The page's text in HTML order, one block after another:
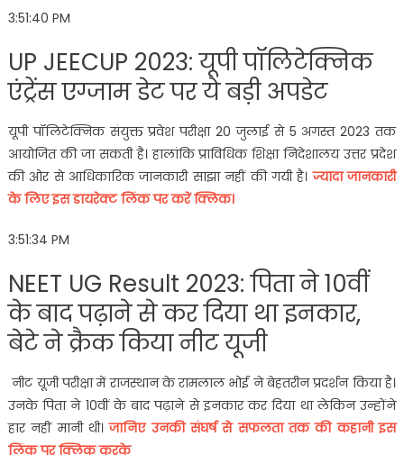
3:51:40 PM
UP JEECUP 2023: यूपी पॉलिटेक्निक
एंट्रेंस एग्जाम डेट पर ये बड़ी अपडेट
यूपी पॉलिटेक्निक संयुक्त प्रवेश परीक्षा 20 जुलाई से 5 अगस्त 2023 तक
आयोजित की जा सकती है। हालांकि प्राविधिक शिक्षा निदेशालय उत्तर प्रदेश
की ओर से आधिकारिक जानकारी साझा नहीं की गयी है।ज्यादा जानकारी
के लिए इस डायरेक्ट लिंक पर करें क्लिक।
3:51:34 PM
NEET UG Result 2023: पिता ने 10वीं
के बाद पढ़ाने से कर दिया था इनकार,
बेटे ने क्रैक किया नीट यूजी
नीट यूजी परीक्षा में राजस्थान के रामलाल भोई ने बेहतरीन प्रदर्शन किया है।
उनके पिता ने 10वीं के बाद पढ़ाने से इनकार कर दिया था लेकिन उन्होंने
हार नहीं मानी थी।जानिए उनकी संघर्ष से सफलता तक की कहानी इस
लिंक पर क्लिक करके